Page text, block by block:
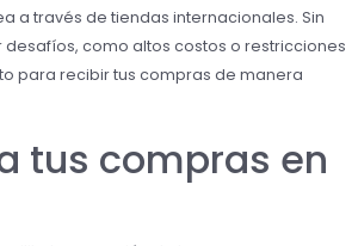
a través de tiendas internacionales. Sin
como altos costos o restricciones
para recibir tus compras de manera
tus compras en